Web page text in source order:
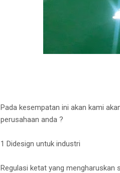
Pada kesempatan ini akan kami
perusahaan anda ?
1 Didesign untuk industri
Regulasi ketat yang mengharuskan